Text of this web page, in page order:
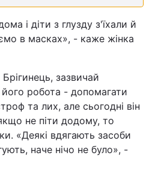
Погода
Думки
і діти з глузду з'їхали й
в масках», - каже жінка
зазвичай
робота - допомагати
та лих, але сьогодні він
не піти додому, то
«Деякі вдягають засоби
наче нічо не було», -